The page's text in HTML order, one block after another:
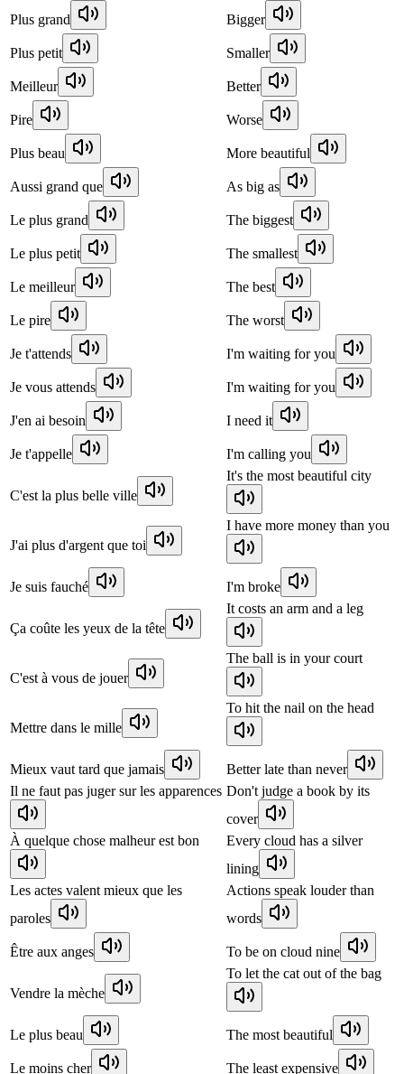
Plus grand Bigger
Plus petit Smaller
Meilleur Better
Pire Worse
Plus beau More beautiful
Aussi grand que As big as
Le plus grand The biggest
Le plus petit The smallest
Le meilleur The best
Le pire The worst
Je t'attends I'm waiting for you
Je vous attends I'm waiting for you
J'en ai besoin I need it
Je t'appelle I'm calling you
C'est la plus belle ville
It's the most beautiful city
J'ai plus d'argent que toi
I have more money than you
Je suis fauché I'm broke
Ça coûte les yeux de la tête
It costs an arm and a leg
C'est à vous de jouer
The ball is in your court
Mettre dans le mille
To hit the nail on the head
Mieux vaut tard que jamais
Better late than never
Il ne faut pas juger sur les apparences Don't judge a book by its
cover
À quelque chose malheur est bon
Every cloud has a silver
lining
Les actes valent mieux que les
paroles
Actions speak louder than
words
Être aux anges To be on cloud nine
Vendre la mèche
To let the cat out of the bag
Le plus beau The most beautiful
Le moins cher The least expensive